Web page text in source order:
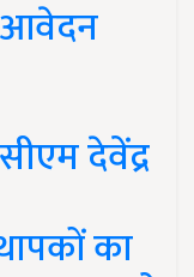
आवेदन
देवेंद्र
का